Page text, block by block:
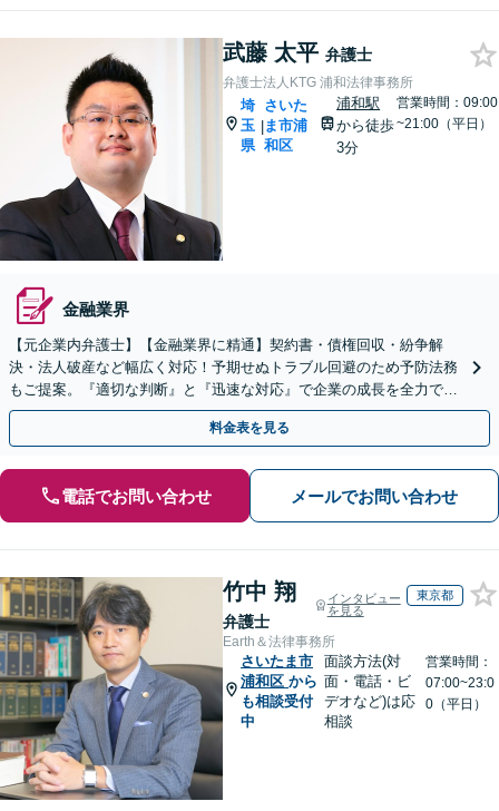
武藤 太平 弁護士
弁護士法人KTG 浦和法律事務所
埼
玉
県
|
さいた
ま市浦
和区
浦和駅
から徒歩
3分
営業時間：09:00
~21:00（平日）
金融業界
【元企業内弁護士】【金融業界に精通】契約書・債権回収・紛争解
決・法人破産など幅広く対応！予期せぬトラブル回避のため予防法務
もご提案。『適切な判断』と『迅速な対応』で企業の成長を全力でサ
ポート【他士業連携】【ワンストップサービスの提供】
料金表を見る
電話でお問い合わせ メールでお問い合わせ
竹中 翔
弁護士
インタビュー
を見る
東京都
Earth＆法律事務所
さいたま市
浦和区 から
も相談受付
中
面談方法(対
面・電話・ビ
デオなど)は応
相談
営業時間：
07:00~23:0
0（平日）